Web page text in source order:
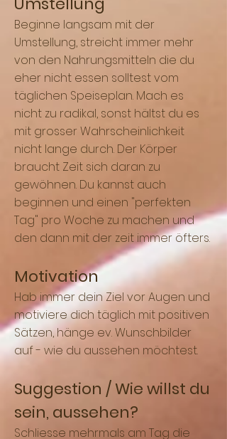
Beginne langsam mit der
Umstellung, streicht immer mehr
von den Nahrungsmitteln die du
eher nicht essen solltest vom
täglichen Speiseplan. Mach es
nicht zu radikal, sonst hältst du es
mit grosser Wahrscheinlichkeit
nicht lange durch. Der Körper
braucht Zeit sich daran zu
gewöhnen. Du kannst auch
beginnen und einen "perfekten
Tag" pro Woche zu machen und
den dann mit der zeit immer öfters.
Motivation
Hab immer dein Ziel vor Augen und
motiviere dich täglich mit positiven
Sätzen, hänge ev. Wunschbilder
auf - wie du aussehen möchtest.
Suggestion / Wie willst du
sein, aussehen?
Schliesse mehrmals am Tag die